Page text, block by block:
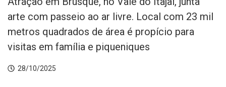
arte com passeio ao ar livre. Local com 23 mil
metros quadrados de área é propício para
visitas em família e piqueniques
28/10/2025